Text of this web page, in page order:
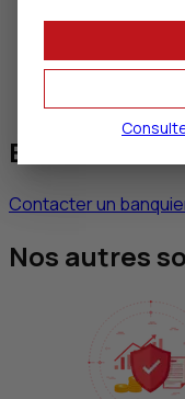
Elle se
annuelle
CICBanque
Besoin de
Contacter un
Nos autres